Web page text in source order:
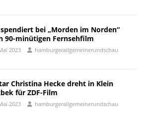
spendiert bei „Morden im Norden“
90-minütigen Fernsehfilm
2023 hamburgerallgemeinerundschau
Christina Hecke dreht in Klein
für ZDF-Film
2023 hamburgerallgemeinerundschau